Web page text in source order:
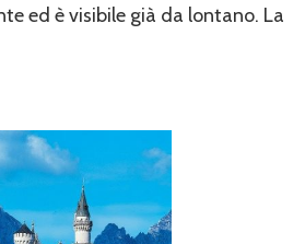
ed è visibile già da lontano. La